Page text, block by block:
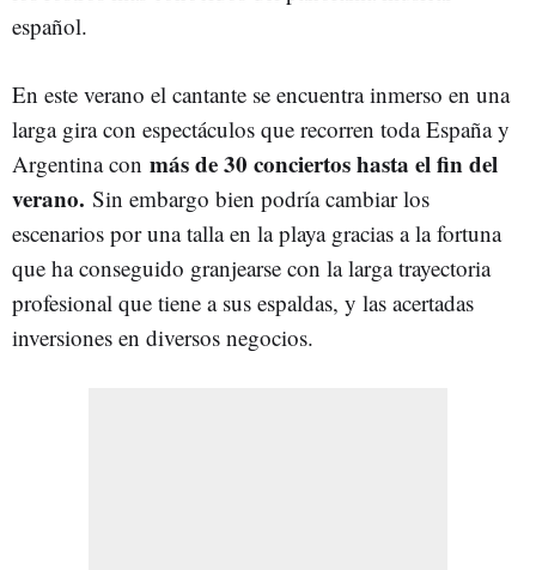
español.
En este verano el cantante se encuentra inmerso en una
larga gira con espectáculos que recorren toda España y
Argentina con más de 30 conciertos hasta el fin del
verano. Sin embargo bien podría cambiar los
escenarios por una talla en la playa gracias a la fortuna
que ha conseguido granjearse con la larga trayectoria
profesional que tiene a sus espaldas, y las acertadas
inversiones en diversos negocios.